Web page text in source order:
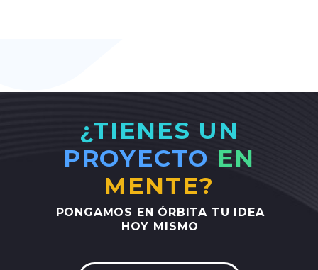
¿TIENES UN
PROYECTO EN
MENTE?
PONGAMOS EN ÓRBITA TU IDEA
HOY MISMO